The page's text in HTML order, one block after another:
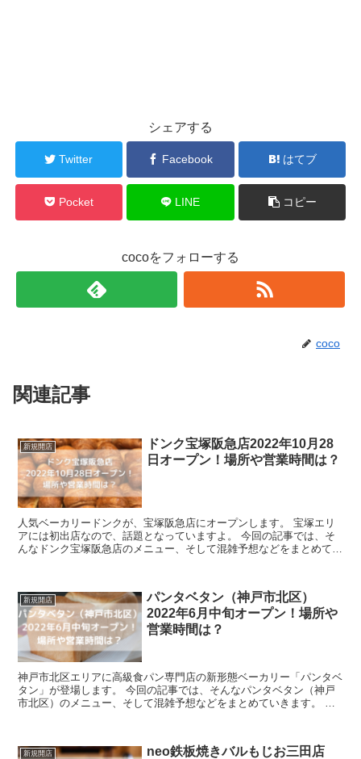
シェアする
Twitter Facebook はてブ
Pocket LINE コピー
cocoをフォローする
coco
関連記事
新規開店
ドンク宝塚阪急店2022年10月28
日オープン！場所や営業時間は？
人気ベーカリードンクが、宝塚阪急店にオープンします。 宝塚エリ
アには初出店なので、話題となっていますよ。 今回の記事では、そ
んなドンク宝塚阪急店のメニュー、そして混雑予想などをまとめてい
新規開店
パンタベタン（神戸市北区）
2022年6月中旬オープン！場所や
営業時間は？
神戸市北区エリアに高級食パン専門店の新形態ベーカリー「パンタベ
タン」が登場します。 今回の記事では、そんなパンタベタン（神戸
市北区）のメニュー、そして混雑予想などをまとめていきます。 パ
新規開店
neo鉄板焼きバルもじお三田店